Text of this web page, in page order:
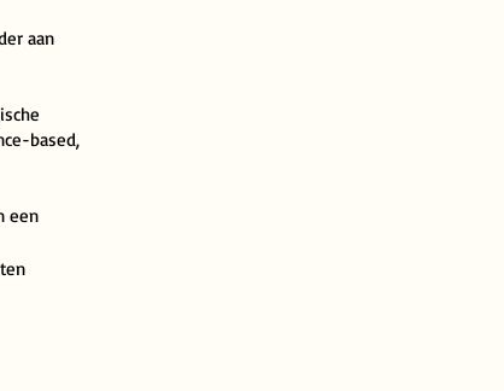
aan
based,
een